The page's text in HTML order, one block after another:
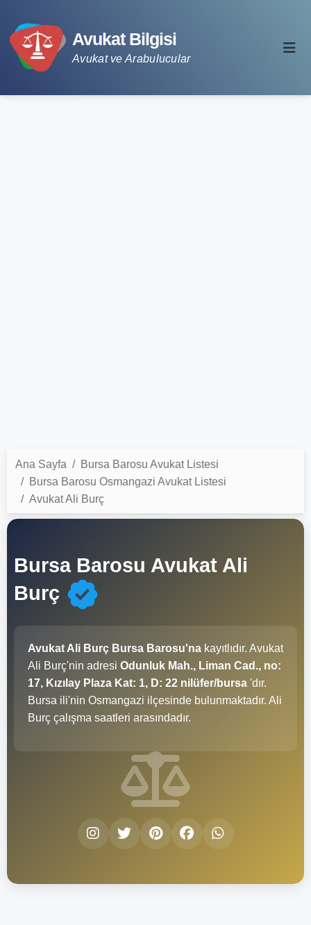
Avukat Bilgisi
Avukat ve Arabulucular
Ana Sayfa
Bursa Barosu Avukat Listesi
Bursa Barosu Osmangazi Avukat Listesi
Avukat Ali Burç
Bursa Barosu Avukat Ali
Burç
Avukat Ali Burç Bursa Barosu'na kayıtlıdır. Avukat
Ali Burç'nin adresi Odunluk Mah., Liman Cad., no:
17, Kızılay Plaza Kat: 1, D: 22 nilüfer/bursa 'dır.
Bursa ili'nin Osmangazi ilçesinde bulunmaktadır. Ali
Burç çalışma saatleri arasındadır.